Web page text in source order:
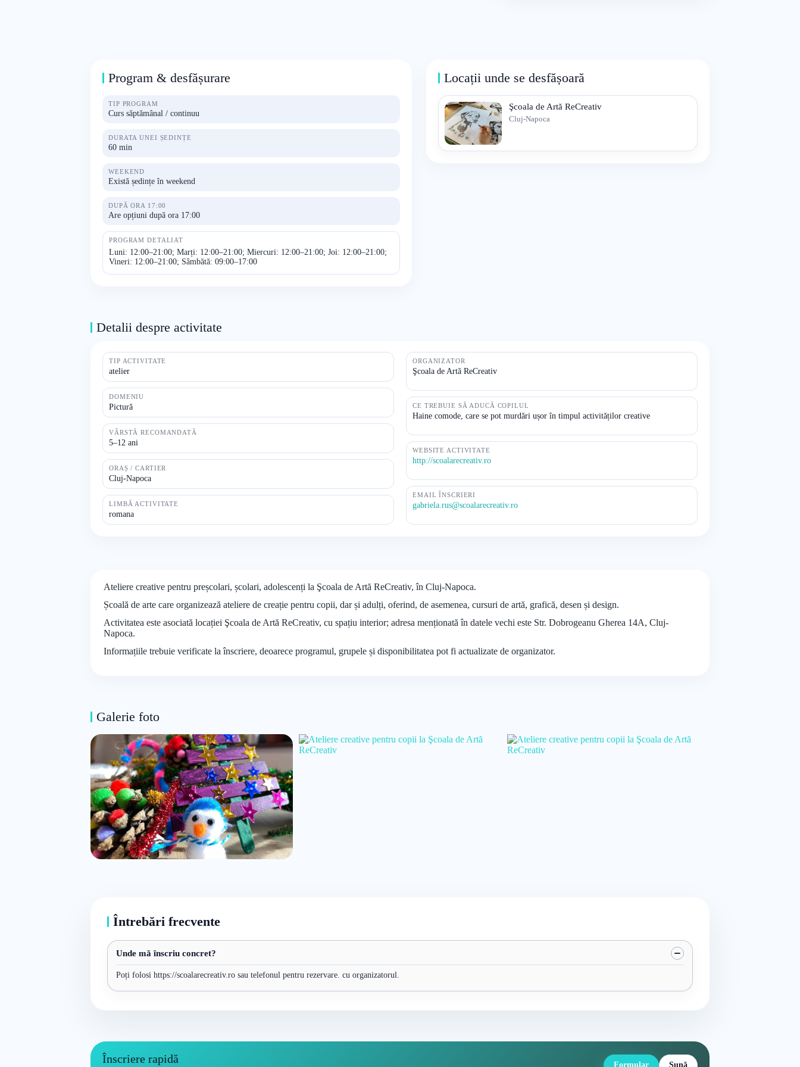
Program & desfășurare
TIP PROGRAM
Curs săptămânal / continuu
DURATA UNEI ȘEDINȚE
60 min
WEEKEND
Există ședințe în weekend
DUPĂ ORA 17:00
Are opțiuni după ora 17:00
PROGRAM DETALIAT
Luni: 12:00–21:00; Marți: 12:00–21:00; Miercuri: 12:00–21:00; Joi: 12:00–21:00;
Vineri: 12:00–21:00; Sâmbătă: 09:00–17:00
Locații unde se desfășoară
Şcoala de Artă ReCreativ
Cluj-Napoca
Detalii despre activitate
TIP ACTIVITATE
atelier
DOMENIU
Pictură
VÂRSTĂ RECOMANDATĂ
5–12 ani
ORAȘ / CARTIER
Cluj-Napoca
LIMBĂ ACTIVITATE
romana
ORGANIZATOR
Şcoala de Artă ReCreativ
CE TREBUIE SĂ ADUCĂ COPILUL
Haine comode, care se pot murdări ușor în timpul activităților creative
WEBSITE ACTIVITATE
http://scoalarecreativ.ro
EMAIL ÎNSCRIERI
gabriela.rus@scoalarecreativ.ro
Ateliere creative pentru preșcolari, școlari, adolescenți la Şcoala de Artă ReCreativ, în Cluj-Napoca.
Școală de arte care organizează ateliere de creație pentru copii, dar și adulți, oferind, de asemenea, cursuri de artă, grafică, desen și design.
Activitatea este asociată locației Şcoala de Artă ReCreativ, cu spațiu interior; adresa menționată în datele vechi este Str. Dobrogeanu Gherea 14A, Cluj-
Napoca.
Informațiile trebuie verificate la înscriere, deoarece programul, grupele și disponibilitatea pot fi actualizate de organizator.
Galerie foto
Întrebări frecvente
Unde mă înscriu concret?
Poți folosi https://scoalarecreativ.ro sau telefonul pentru rezervare. cu organizatorul.
Înscriere rapidă Formular Sună